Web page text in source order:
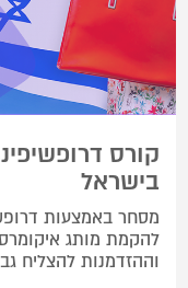
קורס
בישראל
מסחר באמצעות
להקמת מותג
וההזדמנות להצליח